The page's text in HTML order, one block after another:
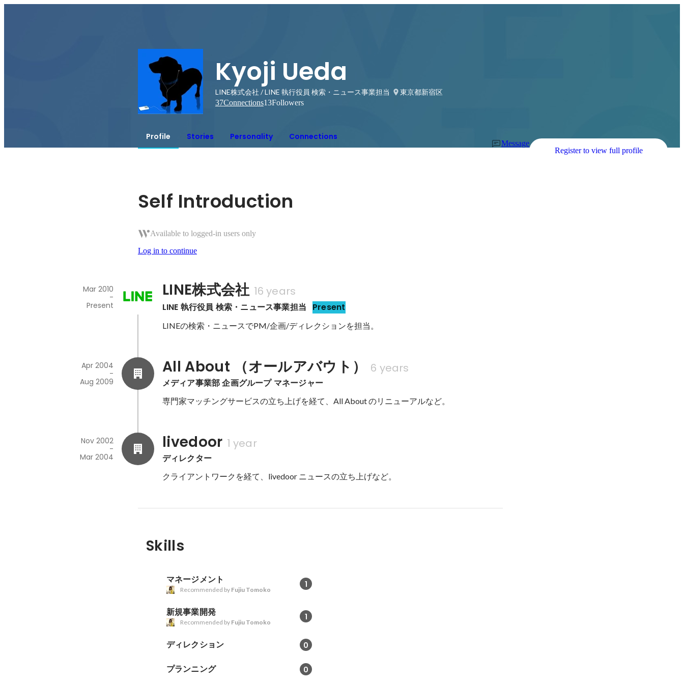
Kyoji Ueda
LINE株式会社 / LINE 執行役員 検索・ニュース事業担当
東京都新宿区
37Connections13Followers
Profile Stories Personality Connections
Message
Register to view full profile
Self Introduction
Available to logged-in users only
Log in to continue
LINE株式会社 16 years
LINE 執行役員 検索・ニュース事業担当 Present
Mar 2010
-
Present
LINEの検索・ニュースでPM/企画/ディレクションを担当。
All About （オールアバウト） 6 years
メディア事業部 企画グループ マネージャー
Apr 2004
-
Aug 2009
専門家マッチングサービスの立ち上げを経て、All About のリニューアルなど。
livedoor 1 year
ディレクター
Nov 2002
-
Mar 2004
クライアントワークを経て、livedoor ニュースの立ち上げなど。
Skills
マネージメント 1
Recommended by Fujiu Tomoko
新規事業開発 1
Recommended by Fujiu Tomoko
ディレクション 0
プランニング 0